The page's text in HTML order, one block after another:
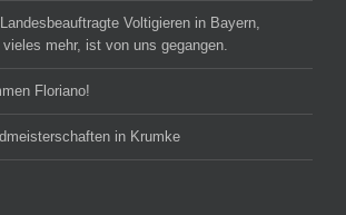
Voltigieren in Bayern,
mehr, ist von uns gegangen.
Floriano!
in Krumke